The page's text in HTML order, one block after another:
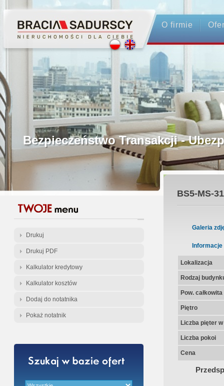
O firmie
Profesjonalne Pośrednictwo
Bezpieczeństwo Transakcji -
Licencjonowani Pośrednicy
Gwarancja Zwrotu Zadatku
Gratis - Przedwstępna Umowa
Drukuj
Drukuj PDF
Kalkulator kredytowy
Kalkulator kosztów
Dodaj do notatnika
Pokaż notatnik
BS5-MS-
Galeria
Informacje
Lokalizacja
Rodzaj
Pow.
Piętro
Liczba pięter
Liczba pokoi
Cena